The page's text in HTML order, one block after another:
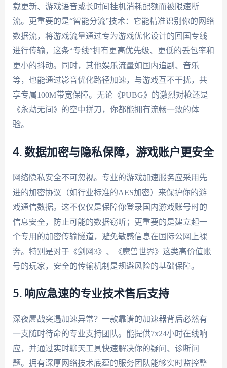
载更新、游戏语音或长时间挂机消耗配额而被限速断
流。更重要的是“智能分流”技术：它能精准识别你的网络
数据流，将游戏流量通过专为游戏优化设计的回国专线
进行传输，这条“专线”拥有更高优先级、更低的丢包率和
更小的抖动。同时，其他娱乐流量如国内追剧、音乐
等，也能通过影音优化路径加速，与游戏互不干扰，共
享专属100M带宽保障。无论《PUBG》的激烈对枪还是
《永劫无间》的空中拼刀，你都能拥有流畅一致的体
验。
4. 数据加密与隐私保障，游戏账户更安全
网络隐私安全不可忽视。专业的游戏加速服务应采用先
进的加密协议（如行业标准的AES加密）来保护你的游
戏通信数据。这不仅仅是保障你登录国内游戏账号时的
信息安全，防止可能的数据窃听；更重要的是建立起一
个专用的加密传输隧道，避免敏感信息在国际公网上裸
奔。特别是对于《剑网3》、《魔兽世界》这类高价值账
号的玩家，安全的传输机制是规避风险的基础保障。
5. 响应急速的专业技术售后支持
深夜鏖战突遇加速异常？一款靠谱的加速器背后必然有
一支随时待命的专业支持团队。能提供7x24小时在线响
应，并通过实时聊天工具快速解决你的疑问、诊断问
题。拥有深厚网络技术底蕴的服务团队能够实时监控整